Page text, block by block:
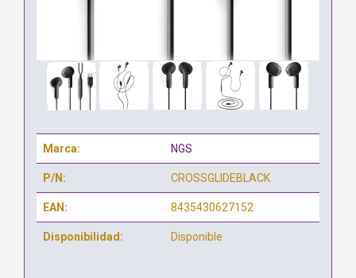
Marca: NGS
P/N: CROSSGLIDEBLACK
EAN: 8435430627152
Disponibilidad: Disponible